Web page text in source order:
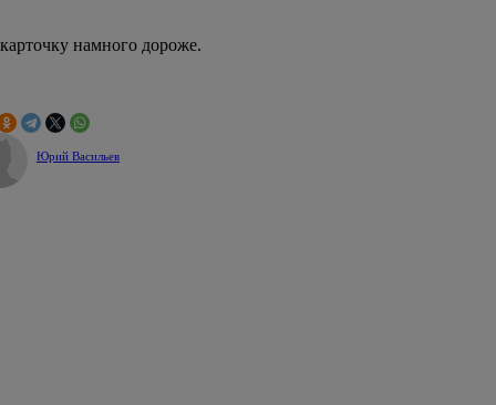
намного дороже.
Юрий Васильев